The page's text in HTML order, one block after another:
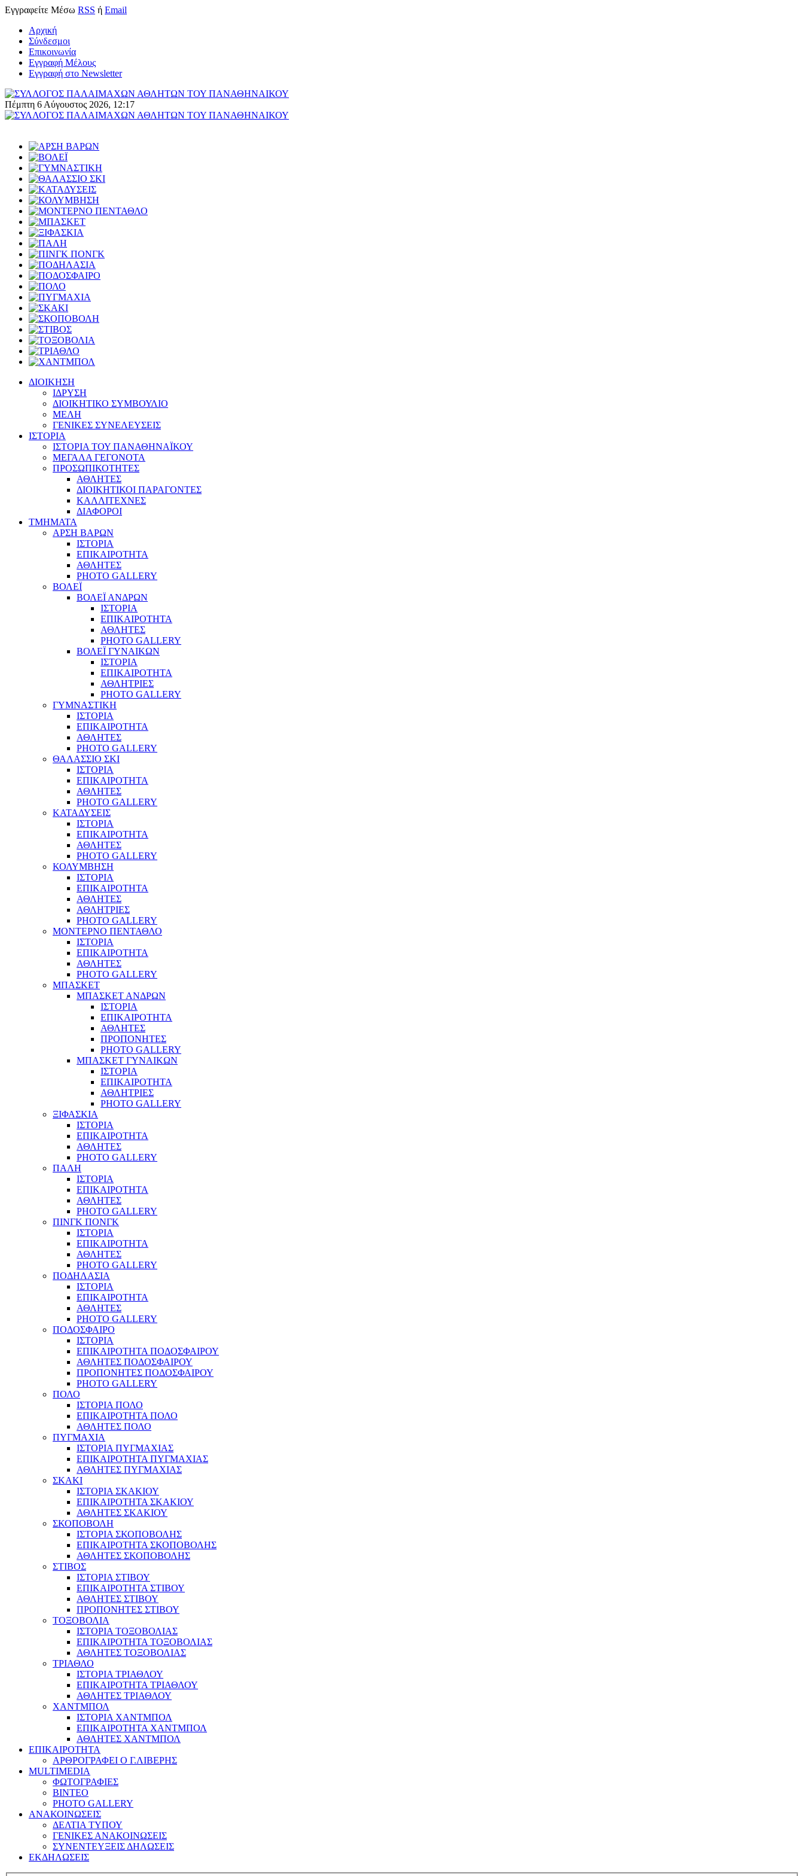
Εγγραφείτε Μέσω RSS ή Email
Αρχική
Σύνδεσμοι
Επικοινωνία
Εγγραφή Μέλους
Εγγραφή στο Newsletter
Πέμπτη 6 Αύγουστος 2026, 12:17
ΔΙΟΙΚΗΣΗ
ΙΔΡΥΣΗ
ΔΙΟΙΚΗΤΙΚΟ ΣΥΜΒΟΥΛΙΟ
ΜΕΛΗ
ΓΕΝΙΚΕΣ ΣΥΝΕΛΕΥΣΕΙΣ
ΙΣΤΟΡΙΑ
ΙΣΤΟΡΙΑ ΤΟΥ ΠΑΝΑΘΗΝΑΪΚΟΥ
ΜΕΓΑΛΑ ΓΕΓΟΝΟΤΑ
ΠΡΟΣΩΠΙΚΟΤΗΤΕΣ
ΑΘΛΗΤΕΣ
ΔΙΟΙΚΗΤΙΚΟΙ ΠΑΡΑΓΟΝΤΕΣ
ΚΑΛΛΙΤΕΧΝΕΣ
ΔΙΑΦΟΡΟΙ
ΤΜΗΜΑΤΑ
ΑΡΣΗ ΒΑΡΩΝ
ΙΣΤΟΡΙΑ
ΕΠΙΚΑΙΡΟΤΗΤΑ
ΑΘΛΗΤΕΣ
PHOTO GALLERY
ΒΟΛΕΪ
ΒΟΛΕΪ ΑΝΔΡΩΝ
ΙΣΤΟΡΙΑ
ΕΠΙΚΑΙΡΟΤΗΤΑ
ΑΘΛΗΤΕΣ
PHOTO GALLERY
ΒΟΛΕΪ ΓΥΝΑΙΚΩΝ
ΙΣΤΟΡΙΑ
ΕΠΙΚΑΙΡΟΤΗΤΑ
ΑΘΛΗΤΡΙΕΣ
PHOTO GALLERY
ΓΥΜΝΑΣΤΙΚΗ
ΙΣΤΟΡΙΑ
ΕΠΙΚΑΙΡΟΤΗΤΑ
ΑΘΛΗΤΕΣ
PHOTO GALLERY
ΘΑΛΑΣΣΙΟ ΣΚΙ
ΙΣΤΟΡΙΑ
ΕΠΙΚΑΙΡΟΤΗΤΑ
ΑΘΛΗΤΕΣ
PHOTO GALLERY
ΚΑΤΑΔΥΣΕΙΣ
ΙΣΤΟΡΙΑ
ΕΠΙΚΑΙΡΟΤΗΤΑ
ΑΘΛΗΤΕΣ
PHOTO GALLERY
ΚΟΛΥΜΒΗΣΗ
ΙΣΤΟΡΙΑ
ΕΠΙΚΑΙΡΟΤΗΤΑ
ΑΘΛΗΤΕΣ
ΑΘΛΗΤΡΙΕΣ
PHOTO GALLERY
ΜΟΝΤΕΡΝΟ ΠΕΝΤΑΘΛΟ
ΙΣΤΟΡΙΑ
ΕΠΙΚΑΙΡΟΤΗΤΑ
ΑΘΛΗΤΕΣ
PHOTO GALLERY
ΜΠΑΣΚΕΤ
ΜΠΑΣΚΕΤ ΑΝΔΡΩΝ
ΙΣΤΟΡΙΑ
ΕΠΙΚΑΙΡΟΤΗΤΑ
ΑΘΛΗΤΕΣ
ΠΡΟΠΟΝΗΤΕΣ
PHOTO GALLERY
ΜΠΑΣΚΕΤ ΓΥΝΑΙΚΩΝ
ΙΣΤΟΡΙΑ
ΕΠΙΚΑΙΡΟΤΗΤΑ
ΑΘΛΗΤΡΙΕΣ
PHOTO GALLERY
ΞΙΦΑΣΚΙΑ
ΙΣΤΟΡΙΑ
ΕΠΙΚΑΙΡΟΤΗΤΑ
ΑΘΛΗΤΕΣ
PHOTO GALLERY
ΠΑΛΗ
ΙΣΤΟΡΙΑ
ΕΠΙΚΑΙΡΟΤΗΤΑ
ΑΘΛΗΤΕΣ
PHOTO GALLERY
ΠΙΝΓΚ ΠΟΝΓΚ
ΙΣΤΟΡΙΑ
ΕΠΙΚΑΙΡΟΤΗΤΑ
ΑΘΛΗΤΕΣ
PHOTO GALLERY
ΠΟΔΗΛΑΣΙΑ
ΙΣΤΟΡΙΑ
ΕΠΙΚΑΙΡΟΤΗΤΑ
ΑΘΛΗΤΕΣ
PHOTO GALLERY
ΠΟΔΟΣΦΑΙΡΟ
ΙΣΤΟΡΙΑ
ΕΠΙΚΑΙΡΟΤΗΤΑ ΠΟΔΟΣΦΑΙΡΟΥ
ΑΘΛΗΤΕΣ ΠΟΔΟΣΦΑΙΡΟΥ
ΠΡΟΠΟΝΗΤΕΣ ΠΟΔΟΣΦΑΙΡΟΥ
PHOTO GALLERY
ΠΟΛΟ
ΙΣΤΟΡΙΑ ΠΟΛΟ
ΕΠΙΚΑΙΡΟΤΗΤΑ ΠΟΛΟ
ΑΘΛΗΤΕΣ ΠΟΛΟ
ΠΥΓΜΑΧΙΑ
ΙΣΤΟΡΙΑ ΠΥΓΜΑΧΙΑΣ
ΕΠΙΚΑΙΡΟΤΗΤΑ ΠΥΓΜΑΧΙΑΣ
ΑΘΛΗΤΕΣ ΠΥΓΜΑΧΙΑΣ
ΣΚΑΚΙ
ΙΣΤΟΡΙΑ ΣΚΑΚΙΟΥ
ΕΠΙΚΑΙΡΟΤΗΤΑ ΣΚΑΚΙΟΥ
ΑΘΛΗΤΕΣ ΣΚΑΚΙΟΥ
ΣΚΟΠΟΒΟΛΗ
ΙΣΤΟΡΙΑ ΣΚΟΠΟΒΟΛΗΣ
ΕΠΙΚΑΙΡΟΤΗΤΑ ΣΚΟΠΟΒΟΛΗΣ
ΑΘΛΗΤΕΣ ΣΚΟΠΟΒΟΛΗΣ
ΣΤΙΒΟΣ
ΙΣΤΟΡΙΑ ΣΤΙΒΟΥ
ΕΠΙΚΑΙΡΟΤΗΤΑ ΣΤΙΒΟΥ
ΑΘΛΗΤΕΣ ΣΤΙΒΟΥ
ΠΡΟΠΟΝΗΤΕΣ ΣΤΙΒΟΥ
ΤΟΞΟΒΟΛΙΑ
ΙΣΤΟΡΙΑ ΤΟΞΟΒΟΛΙΑΣ
ΕΠΙΚΑΙΡΟΤΗΤΑ ΤΟΞΟΒΟΛΙΑΣ
ΑΘΛΗΤΕΣ ΤΟΞΟΒΟΛΙΑΣ
ΤΡΙΑΘΛΟ
ΙΣΤΟΡΙΑ ΤΡΙΑΘΛΟΥ
ΕΠΙΚΑΙΡΟΤΗΤΑ ΤΡΙΑΘΛΟΥ
ΑΘΛΗΤΕΣ ΤΡΙΑΘΛΟΥ
ΧΑΝΤΜΠΟΛ
ΙΣΤΟΡΙΑ ΧΑΝΤΜΠΟΛ
ΕΠΙΚΑΙΡΟΤΗΤΑ ΧΑΝΤΜΠΟΛ
ΑΘΛΗΤΕΣ ΧΑΝΤΜΠΟΛ
ΕΠΙΚΑΙΡΟΤΗΤΑ
ΑΡΘΡΟΓΡΑΦΕΙ Ο Γ.ΛΙΒΕΡΗΣ
MULTIMEDIA
ΦΩΤΟΓΡΑΦΙΕΣ
ΒΙΝΤΕΟ
PHOTO GALLERY
ΑΝΑΚΟΙΝΩΣΕΙΣ
ΔΕΛΤΙΑ ΤΥΠΟΥ
ΓΕΝΙΚΕΣ ΑΝΑΚΟΙΝΩΣΕΙΣ
ΣΥΝΕΝΤΕΥΞΕΙΣ ΔΗΛΩΣΕΙΣ
ΕΚΔΗΛΩΣΕΙΣ